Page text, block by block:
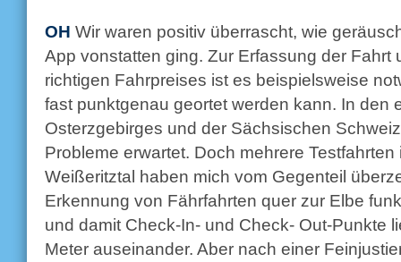
OH Wir waren positiv überrascht, wie
App vonstatten ging. Zur Erfassung der Fahrt
richtigen Fahrpreises ist es beispielsweise
fast punktgenau geortet werden kann. In den
Osterzgebirges und der Sächsischen
Probleme erwartet. Doch mehrere
Weißeritztal haben mich vom Gegenteil
Erkennung von Fährfahrten quer zur Elbe
und damit Check-In- und Check- Out-Punkte
Meter auseinander. Aber nach einer